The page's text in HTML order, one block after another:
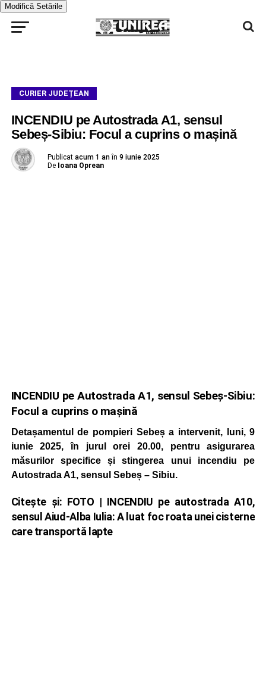
Modifică Setările
CURIER JUDEȚEAN
INCENDIU pe Autostrada A1, sensul
Sebeș-Sibiu: Focul a cuprins o mașină
Publicat acum 1 an în 9 iunie 2025
De Ioana Oprean
INCENDIU pe Autostrada A1, sensul Sebeș-Sibiu:
Focul a cuprins o mașină
Detașamentul de pompieri Sebeș a intervenit, luni, 9
iunie 2025, în jurul orei 20.00, pentru asigurarea
măsurilor specifice și stingerea unui incendiu pe
Autostrada A1, sensul Sebeș – Sibiu.
Citește și: FOTO | INCENDIU pe autostrada A10,
sensul Aiud-Alba Iulia: A luat foc roata unei cisterne
care transportă lapte